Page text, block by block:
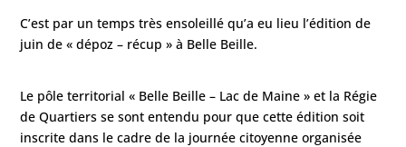
C’est par un temps très ensoleillé qu’a eu lieu l’édition de
juin de « dépoz – récup » à Belle Beille.
Le pôle territorial « Belle Beille – Lac de Maine » et la Régie
de Quartiers se sont entendu pour que cette édition soit
inscrite dans le cadre de la journée citoyenne organisée